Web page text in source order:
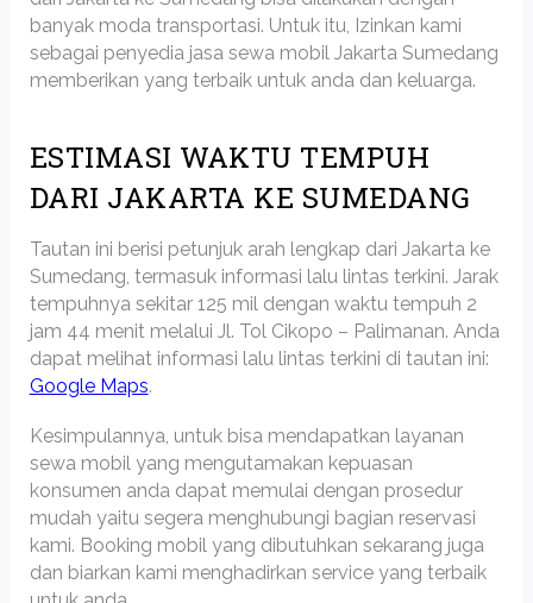
banyak moda transportasi. Untuk itu, Izinkan kami
sebagai penyedia jasa sewa mobil Jakarta Sumedang
memberikan yang terbaik untuk anda dan keluarga.
ESTIMASI WAKTU TEMPUH
DARI JAKARTA KE SUMEDANG
Tautan ini berisi petunjuk arah lengkap dari Jakarta ke
Sumedang, termasuk informasi lalu lintas terkini. Jarak
tempuhnya sekitar 125 mil dengan waktu tempuh 2
jam 44 menit melalui Jl. Tol Cikopo – Palimanan. Anda
dapat melihat informasi lalu lintas terkini di tautan ini:
Google Maps.
Kesimpulannya, untuk bisa mendapatkan layanan
sewa mobil yang mengutamakan kepuasan
konsumen anda dapat memulai dengan prosedur
mudah yaitu segera menghubungi bagian reservasi
kami. Booking mobil yang dibutuhkan sekarang juga
dan biarkan kami menghadirkan service yang terbaik